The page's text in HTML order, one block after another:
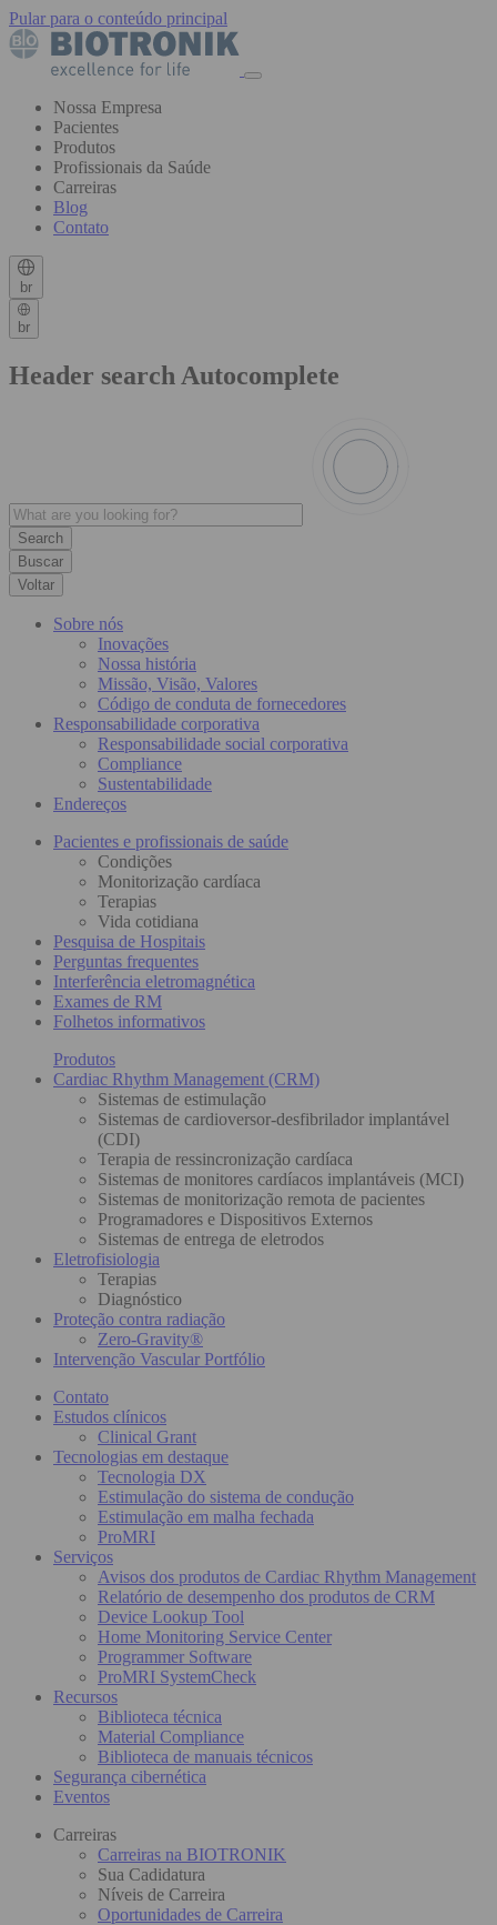
Pular para o conteúdo principal
Nossa Empresa
Pacientes
Produtos
Profissionais da Saúde
Carreiras
Blog
Contato
br
br
Header search Autocomplete
Buscar
Voltar
Sobre nós
Inovações
Nossa história
Missão, Visão, Valores
Código de conduta de fornecedores
Responsabilidade corporativa
Responsabilidade social corporativa
Compliance
Sustentabilidade
Endereços
Pacientes e profissionais de saúde
Condições
Monitorização cardíaca
Terapias
Vida cotidiana
Pesquisa de Hospitais
Perguntas frequentes
Interferência eletromagnética
Exames de RM
Folhetos informativos
Produtos
Cardiac Rhythm Management (CRM)
Sistemas de estimulação
Sistemas de cardioversor-desfibrilador implantável
(CDI)
Terapia de ressincronização cardíaca
Sistemas de monitores cardíacos implantáveis (MCI)
Sistemas de monitorização remota de pacientes
Programadores e Dispositivos Externos
Sistemas de entrega de eletrodos
Eletrofisiologia
Terapias
Diagnóstico
Proteção contra radiação
Zero-Gravity®
Intervenção Vascular Portfólio
Contato
Estudos clínicos
Clinical Grant
Tecnologias em destaque
Tecnologia DX
Estimulação do sistema de condução
Estimulação em malha fechada
ProMRI
Serviços
Avisos dos produtos de Cardiac Rhythm Management
Relatório de desempenho dos produtos de CRM
Device Lookup Tool
Home Monitoring Service Center
Programmer Software
ProMRI SystemCheck
Recursos
Biblioteca técnica
Material Compliance
Biblioteca de manuais técnicos
Segurança cibernética
Eventos
Carreiras
Carreiras na BIOTRONIK
Sua Cadidatura
Níveis de Carreira
Oportunidades de Carreira